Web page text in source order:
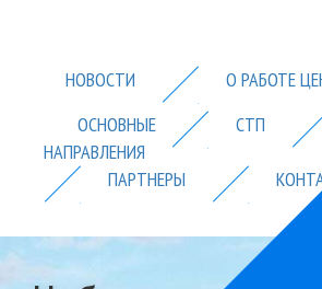
НОВОСТИ
О РАБОТЕ
ОСНОВНЫЕ
НАПРАВЛЕНИЯ
СТП
ПАРТНЕРЫ